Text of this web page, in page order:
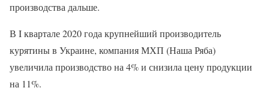
производства дальше.
В I квартале 2020 года крупнейший производитель
курятины в Украине, компания МХП (Наша Ряба)
увеличила производство на 4% и снизила цену продукции
на 11%.